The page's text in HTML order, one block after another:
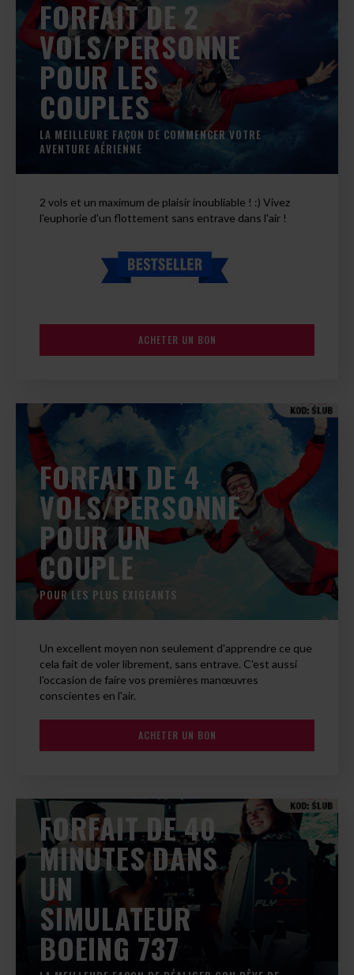
FORFAIT DE 2
VOLS/PERSONNE
POUR LES
COUPLES
LA MEILLEURE FAÇON DE COMMENCER VOTRE
AVENTURE AÉRIENNE
2 vols et un maximum de plaisir inoubliable ! :) Vivez
l'euphorie d'un flottement sans entrave dans l'air !
ACHETER UN BON
FORFAIT DE 4
VOLS/PERSONNE
POUR UN
COUPLE
POUR LES PLUS EXIGEANTS
Un excellent moyen non seulement d'apprendre ce que
cela fait de voler librement, sans entrave. C'est aussi
l'occasion de faire vos premières manœuvres
conscientes en l'air.
ACHETER UN BON
FORFAIT DE 40
MINUTES DANS
UN
SIMULATEUR
BOEING 737